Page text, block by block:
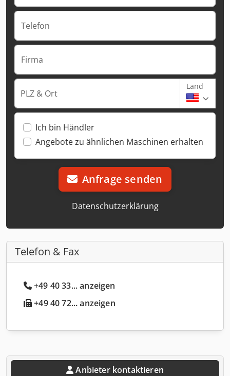
Telefon
Firma
PLZ & Ort
Land
Ich bin Händler
Angebote zu ähnlichen Maschinen erhalten
Anfrage senden
Datenschutzerklärung
Telefon & Fax
+49 40 33... anzeigen
+49 40 72... anzeigen
Anbieter kontaktieren